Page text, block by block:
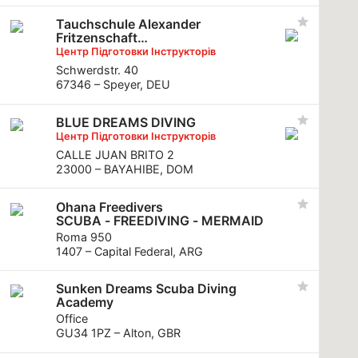
Tauchschule Alexander
Fritzenschaft
Froschmann
Центр Підготовки Інструкторів
Schwerdstr. 40
67346 – Speyer, DEU
BLUE DREAMS DIVING
Центр Підготовки Інструкторів
CALLE JUAN BRITO 2
23000 – BAYAHIBE, DOM
Ohana Freedivers
SCUBA - FREEDIVING - MERMAID
Roma 950
1407 – Capital Federal, ARG
Sunken Dreams Scuba Diving
Academy
Office
GU34 1PZ – Alton, GBR